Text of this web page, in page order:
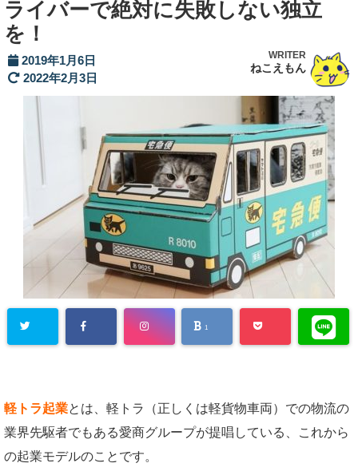
ライバーで絶対に失敗しない独立
を！
2019年1月6日
2022年2月3日
WRITER
ねこえもん
1
軽トラ起業とは、軽トラ（正しくは軽貨物車両）での物流の
業界先駆者でもある愛商グループが提唱している、これから
の起業モデルのことです。